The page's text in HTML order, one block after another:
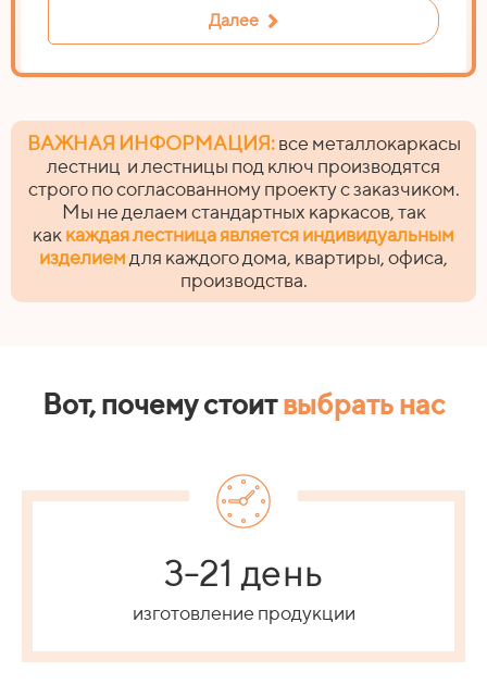
Далее
ВАЖНАЯ ИНФОРМАЦИЯ: все металлокаркасы
лестниц и лестницы под ключ производятся
строго по согласованному проекту с заказчиком.
Мы не делаем стандартных каркасов, так
каккаждая лестница является индивидуальным
изделиемдля каждого дома, квартиры, офиса,
производства.
Вот, почему стоитвыбрать нас
3-21 день
изготовление продукции